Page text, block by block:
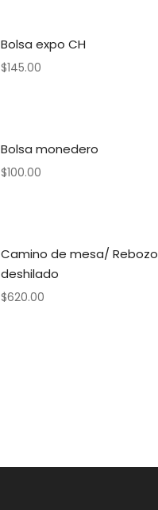
Bolsa expo CH
$145.00
Bolsa monedero
$100.00
Camino de mesa/ Rebozo
deshilado
$620.00